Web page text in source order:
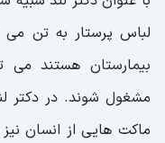
لباس پرستار به تن
بیمارستان هستند می
مشغول شوند. در دکتر
ماکت هایی از انسان